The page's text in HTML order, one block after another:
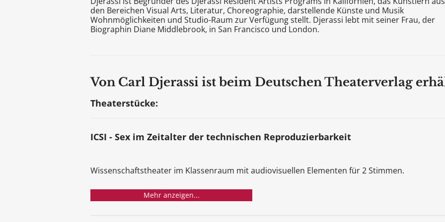
den Bereichen Visual Arts, Literatur, Choreographie, darstellende Künste und Musik
Wohnmöglichkeiten und Studio-Raum zur Verfügung stellt. Djerassi lebt mit seiner Frau, der
Biographin Diane Middlebrook, in San Francisco und London.
Von Carl Djerassi ist beim Deutschen Theaterverlag
Theaterstücke:
ICSI - Sex im Zeitalter der technischen Reproduzierbarkeit
Wissenschaftstheater im Klassenraum mit audiovisuellen Elementen für 2 Stimmen.
Mehr anzeigen...